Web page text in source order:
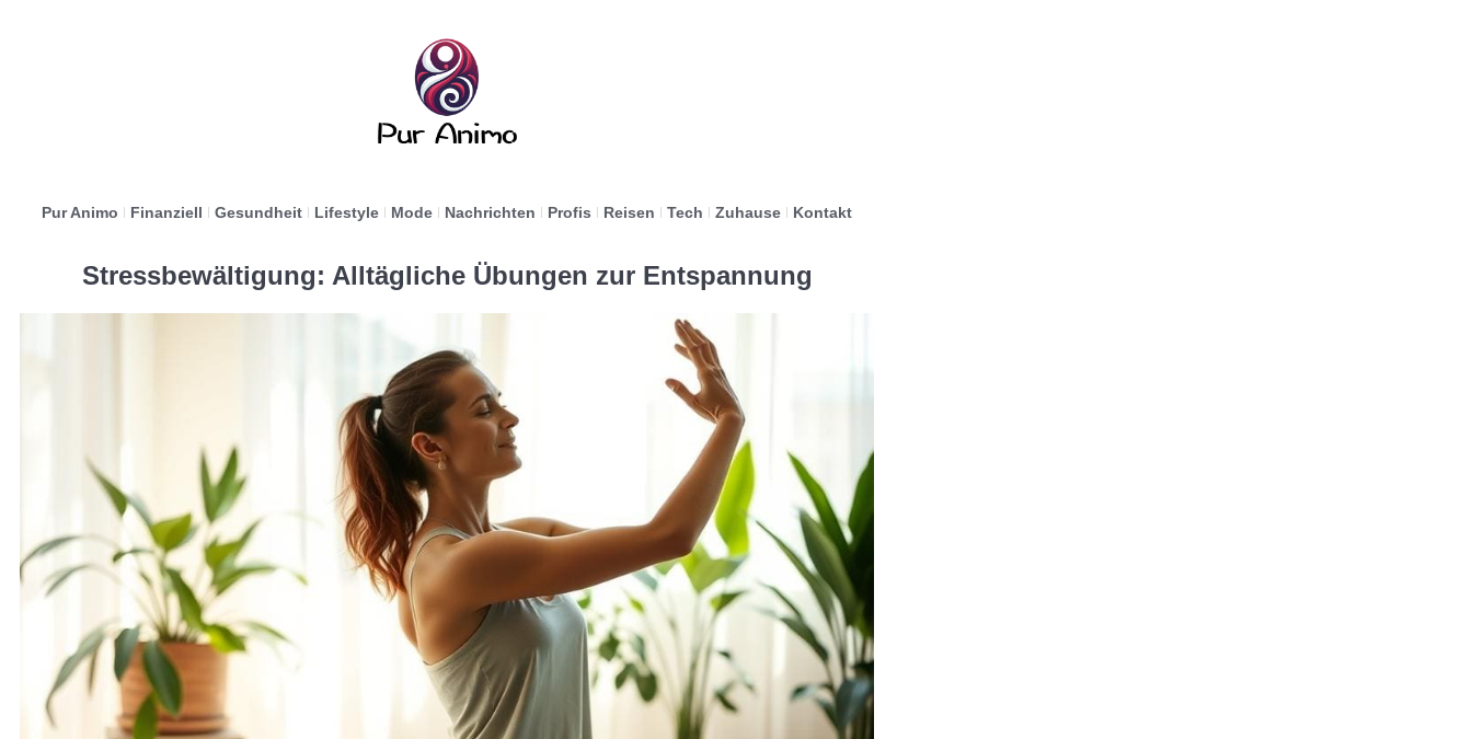
Pur Animo Finanziell Gesundheit Lifestyle Mode Nachrichten Profis Reisen Tech Zuhause Kontakt
Stressbewältigung: Alltägliche Übungen zur Entspannung